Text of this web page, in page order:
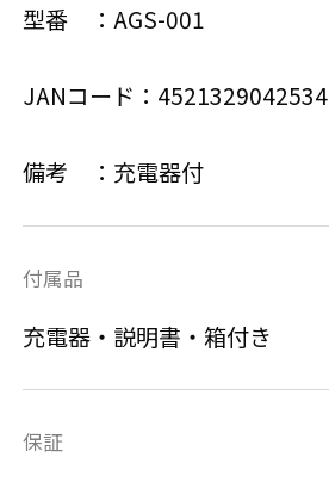
型番 ：AGS-001
JANコード：4521329042534
備考 ：充電器付
付属品
充電器・説明書・箱付き
保証